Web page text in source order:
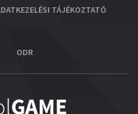
TÁJÉKOZTATÓ
ODR